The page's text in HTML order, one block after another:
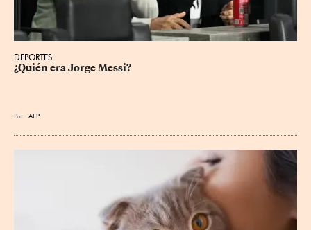
DEPORTES
¿Quién era Jorge Messi?
Por AFP